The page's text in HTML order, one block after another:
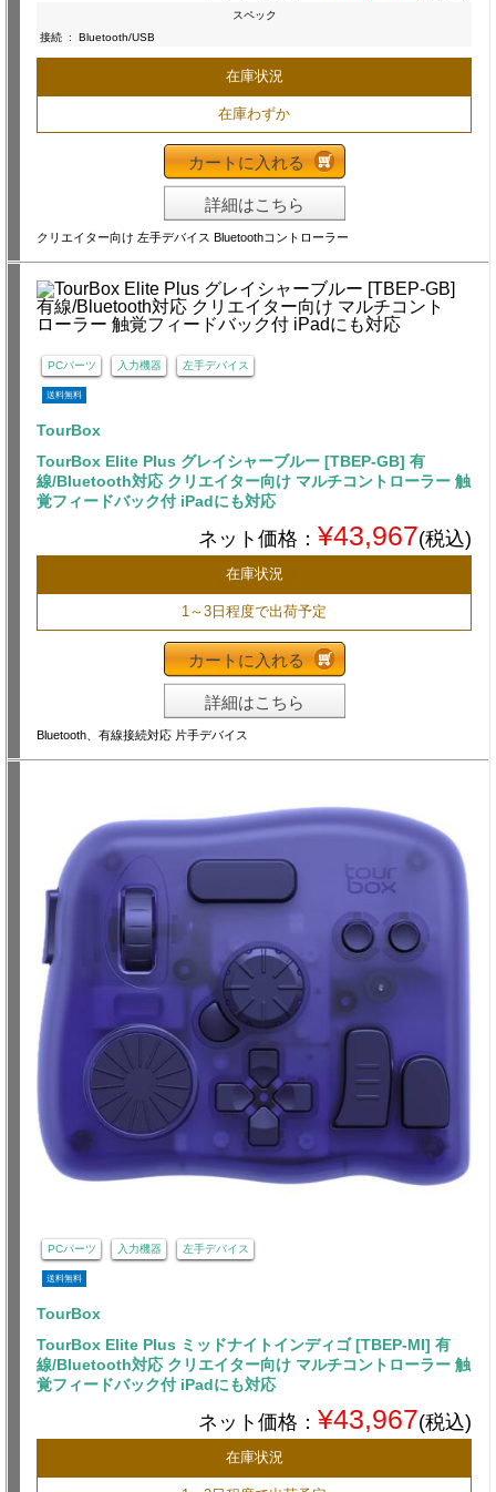
スペック
接続 : Bluetooth/USB
在庫状況
在庫わずか
カートに入れる
詳細はこちら
クリエイター向け 左手デバイス Bluetoothコントローラー
PCパーツ 入力機器 左手デバイス
送料無料
TourBox
TourBox Elite Plus グレイシャーブルー [TBEP-GB] 有
線/Bluetooth対応 クリエイター向け マルチコントローラー 触
覚フィードバック付 iPadにも対応
ネット価格： ¥43,967(税込)
在庫状況
1～3日程度で出荷予定
カートに入れる
詳細はこちら
Bluetooth、有線接続対応 片手デバイス
PCパーツ 入力機器 左手デバイス
送料無料
TourBox
TourBox Elite Plus ミッドナイトインディゴ [TBEP-MI] 有
線/Bluetooth対応 クリエイター向け マルチコントローラー 触
覚フィードバック付 iPadにも対応
ネット価格： ¥43,967(税込)
在庫状況